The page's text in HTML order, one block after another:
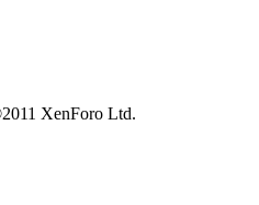
XenForo Ltd.